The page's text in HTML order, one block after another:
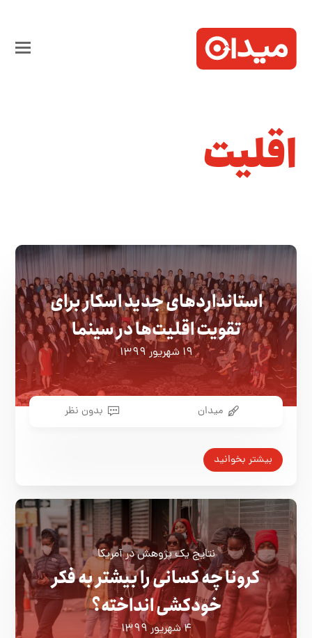
اقلیت
استانداردهای جدید اسکار برای
تقویت اقلیت‌ها در سینما
۱۹ شهریور ۱۳۹۹
میدان بدون نظر
بیشتر بخوانید
نتایج یک پژوهش در آمریکا
کرونا چه کسانی را بیشتر به فکر
خودکشی انداخته؟
۴ شهریور ۱۳۹۹